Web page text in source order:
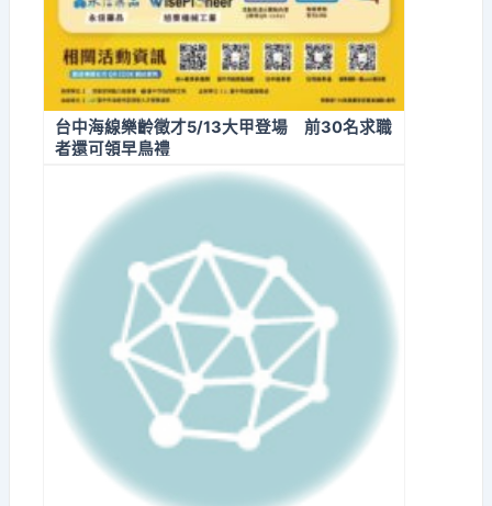
台中海線樂齡徵才5/13大甲登場 前30名求職
者還可領早鳥禮